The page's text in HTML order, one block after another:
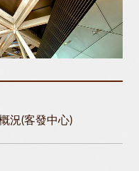
況(客發中心)